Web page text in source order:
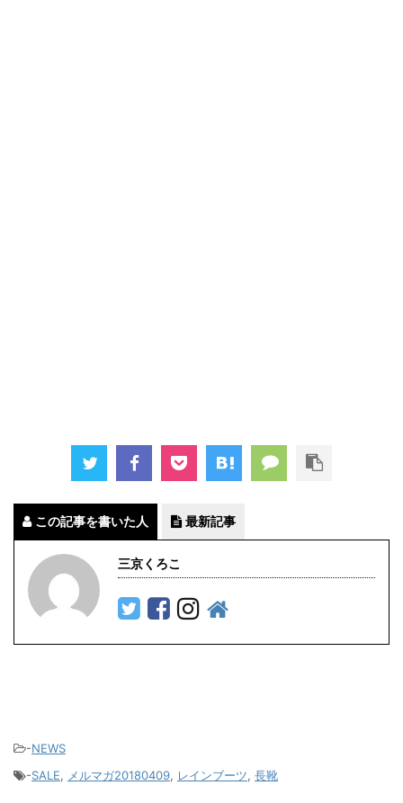
この記事を書いた人 最新記事
三京くろこ
-NEWS
-SALE, メルマガ20180409, レインブーツ, 長靴